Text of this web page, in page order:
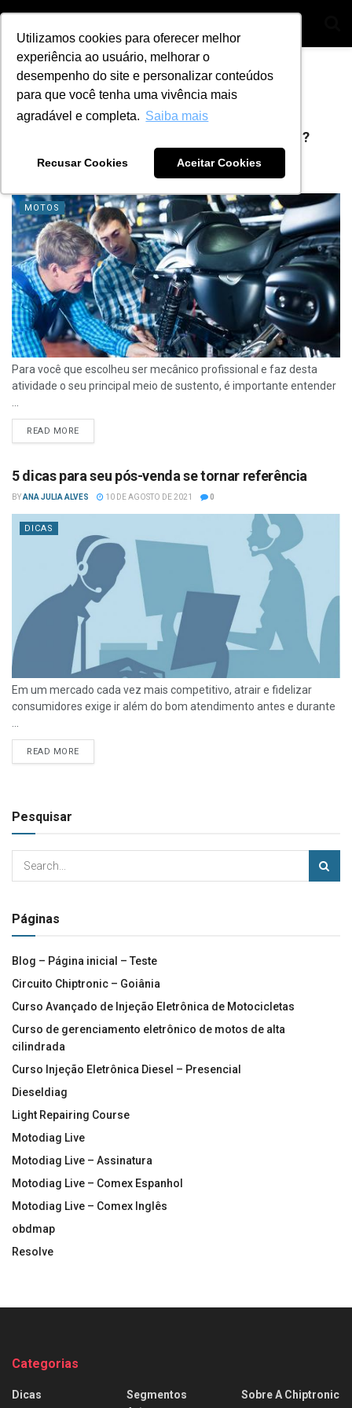
Utilizamos cookies para oferecer melhor
experiência ao usuário, melhorar o
desempenho do site e personalizar conteúdos
para que você tenha uma vivência mais
agradável e completa. Saiba mais
Recusar Cookies Aceitar Cookies
Home Tag comunicação
Tag:comunicação
Qual o perfil de um bom mecânico profissional?
Confira 6 quesitos
23 DE NOVEMBRO DE 2023
MOTOS
Para você que escolheu ser mecânico profissional e faz desta
atividade o seu principal meio de sustento, é importante entender
READ MORE
5 dicas para seu pós-venda se tornar referência
BYANA JULIA ALVES 10 DE AGOSTO DE 2021 0
DICAS
Em um mercado cada vez mais competitivo, atrair e fidelizar
consumidores exige ir além do bom atendimento antes e durante
READ MORE
Pesquisar
Páginas
Blog – Página inicial – Teste
Circuito Chiptronic – Goiânia
Curso Avançado de Injeção Eletrônica de Motocicletas
Curso de gerenciamento eletrônico de motos de alta
cilindrada
Curso Injeção Eletrônica Diesel – Presencial
Dieseldiag
Light Repairing Course
Motodiag Live
Motodiag Live – Assinatura
Motodiag Live – Comex Espanhol
Motodiag Live – Comex Inglês
obdmap
Resolve
Categorias
Dicas Segmentos Sobre A Chiptronic